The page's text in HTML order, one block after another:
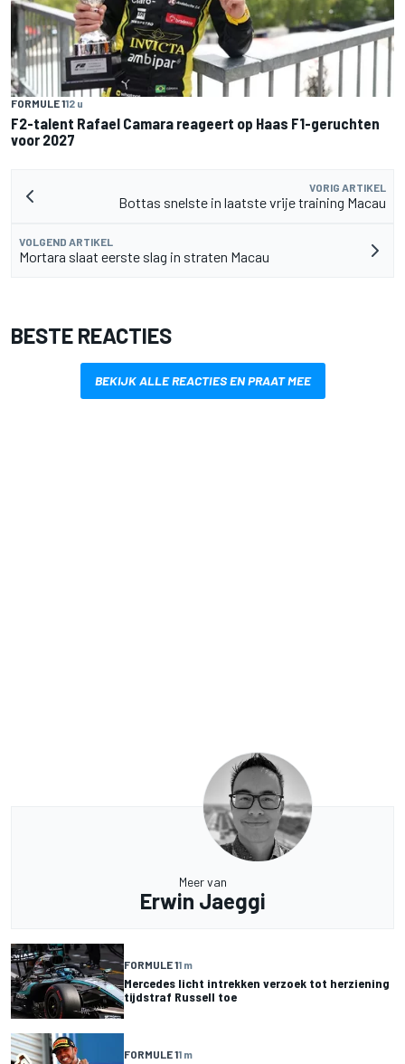
FORMULE 112 u
F2-talent Rafael Camara reageert op Haas F1-geruchten
voor 2027
VORIG ARTIKEL
Bottas snelste in laatste vrije training Macau
VOLGEND ARTIKEL
Mortara slaat eerste slag in straten Macau
BESTE REACTIES
BEKIJK ALLE REACTIES EN PRAAT MEE
Meer van
Erwin Jaeggi
FORMULE 11 m
Mercedes licht intrekken verzoek tot herziening
tijdstraf Russell toe
FORMULE 11 m